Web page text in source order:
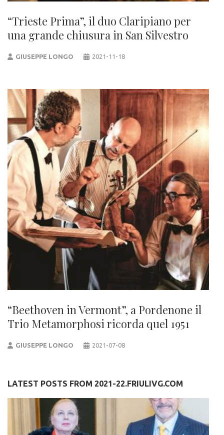
“Trieste Prima”, il duo Claripiano per
una grande chiusura in San Silvestro
GIUSEPPE LONGO 2021-11-18
“Beethoven in Vermont”, a Pordenone il
Trio Metamorphosi ricorda quel 1951
GIUSEPPE LONGO 2021-07-08
LATEST POSTS FROM 2021-22.FRIULIVG.COM